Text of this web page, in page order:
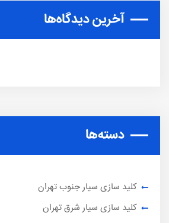
آخرین دیدگاه‌ها
دسته‌ها
کلید سازی سیار جنوب تهران
کلید سازی سیار شرق تهران